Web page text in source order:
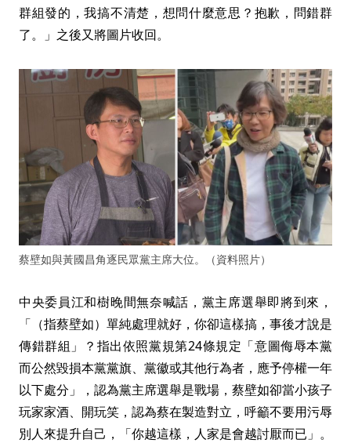
群組發的，我搞不清楚，想問什麼意思？抱歉，問錯群
了。」之後又將圖片收回。
蔡壁如與黃國昌角逐民眾黨主席大位。（資料照片）
中央委員江和樹晚間無奈喊話，黨主席選舉即將到來，
「（指蔡壁如）單純處理就好，你卻這樣搞，事後才說是
傳錯群組」？指出依照黨規第24條規定「意圖侮辱本黨
而公然毀損本黨黨旗、黨徽或其他行為者，應予停權一年
以下處分」，認為黨主席選舉是戰場，蔡壁如卻當小孩子
玩家家酒、開玩笑，認為蔡在製造對立，呼籲不要用污辱
別人來提升自己，「你越這樣，人家是會越討厭而已」。